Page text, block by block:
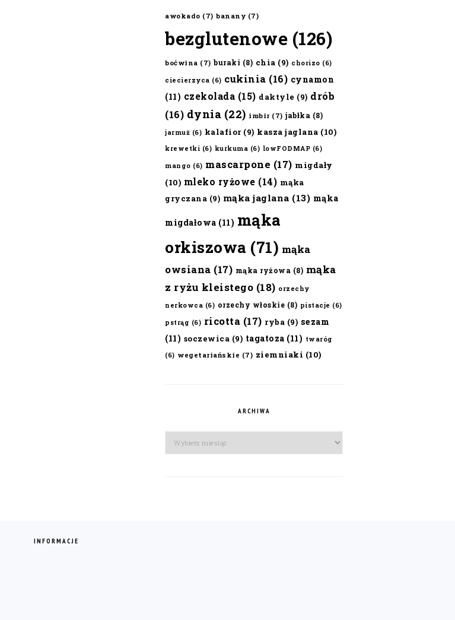
awokado (7) banany (7)
bezglutenowe (126)
boćwina (7) buraki (8) chia (9) chorizo (6)
ciecierzyca (6) cukinia (16) cynamon
(11) czekolada (15) daktyle (9) drób
(16) dynia (22) imbir (7) jabłka (8)
jarmuż (6) kalafior(9) kasza jaglana (10)
krewetki (6) kurkuma (6) lowFODMAP (6)
mango (6) mascarpone (17) migdały
(10) mleko ryżowe (14) mąka
gryczana (9) mąka jaglana (13) mąka
migdałowa (11) mąka
orkiszowa (71) mąka
owsiana (17) mąka ryżowa (8) mąka
z ryżu kleistego (18) orzechy
nerkowca (6) orzechy włoskie (8) pistacje (6)
pstrąg (6) ricotta (17) ryba (9) sezam
(11) soczewica (9) tagatoza (11) twaróg
(6) wegetariańskie (7) ziemniaki (10)
ARCHIWA
Archiwa
INFORMACJE